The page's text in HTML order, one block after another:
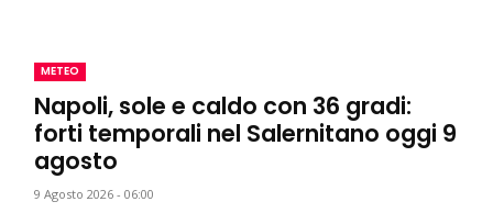
METEO
Napoli, sole e caldo con 36 gradi:
forti temporali nel Salernitano oggi 9
agosto
9 Agosto 2026 - 06:00